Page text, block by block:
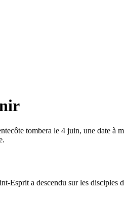
tombera le 4 juin, une date à
a descendu sur les disciples